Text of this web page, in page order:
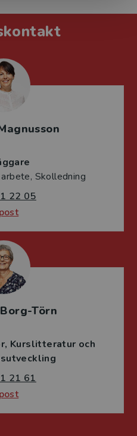
Skolledning
22 05
Törn
Kurslitteratur och
21 61